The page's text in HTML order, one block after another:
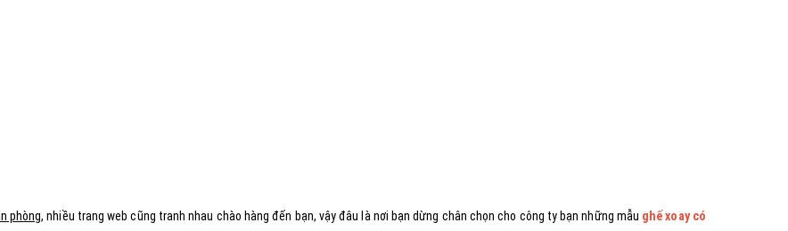
phòng, nhiều trang web cũng tranh nhau chào hàng đến bạn, vậy đâu là nơi bạn dừng chân chọn cho công ty bạn những mẫu ghế xoay có